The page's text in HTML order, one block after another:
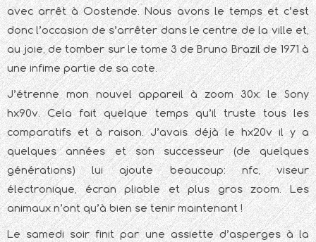
avec arrêt à Oostende. Nous avons le temps et c’est
donc l’occasion de s’arrêter dans le centre de la ville et,
au joie, de tomber sur le tome 3 de Bruno Brazil de 1971 à
une infime partie de sa cote.
J’étrenne mon nouvel appareil à zoom 30x: le Sony
hx90v. Cela fait quelque temps qu’il truste tous les
comparatifs et à raison. J’avais déjà le hx20v il y a
quelques années et son successeur (de quelques
générations) lui ajoute beaucoup: nfc, viseur
électronique, écran pliable et plus gros zoom. Les
animaux n’ont qu’à bien se tenir maintenant !
Le samedi soir finit par une assiette d’asperges à la